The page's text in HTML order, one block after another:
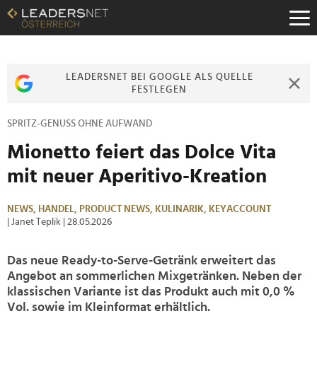
Zum
Inhalt
Zur
Zur
LEADERSNET BEI GOOGLE ALS QUELLE
FESTLEGEN
SPRITZ-GENUSS OHNE AUFWAND
Mionetto feiert das Dolce Vita
mit neuer Aperitivo-Kreation
NEWS, HANDEL, PRODUCT NEWS, KULINARIK, KEYACCOUNT
| Janet Teplik
| 28.05.2026
Das neue Ready-to-Serve-Getränk erweitert das
Angebot an sommerlichen Mixgetränken. Neben der
klassischen Variante ist das Produkt auch mit 0,0 %
Vol. sowie im Kleinformat erhältlich.